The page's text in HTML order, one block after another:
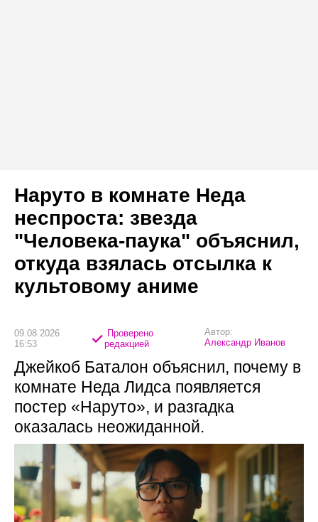
Наруто в комнате Неда
неспроста: звезда
"Человека-паука" объяснил,
откуда взялась отсылка к
культовому аниме
09.08.2026
16:53
Проверено
редакцией
Автор:
Александр Иванов
Джейкоб Баталон объяснил, почему в
комнате Неда Лидса появляется
постер «Наруто», и разгадка
оказалась неожиданной.